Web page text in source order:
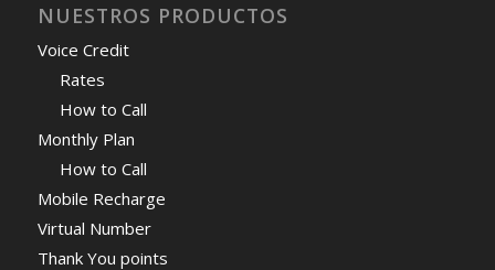
NUESTROS PRODUCTOS
Voice Credit
Rates
How to Call
Monthly Plan
How to Call
Mobile Recharge
Virtual Number
Thank You points